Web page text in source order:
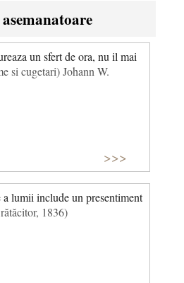
un sfert de ora, nu il mai
si cugetari) Johann W.
>>>
lumii include un presentiment
1836)